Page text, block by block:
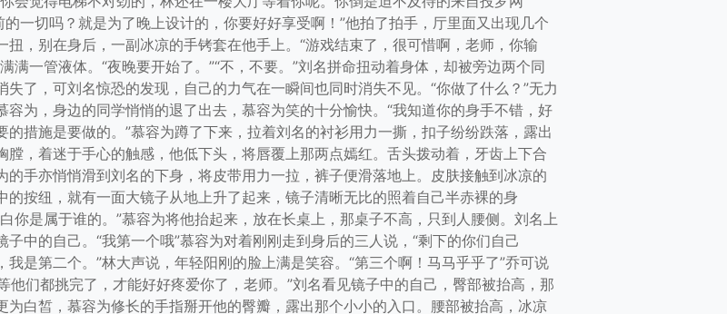
一切吗？就是为了晚上设计的，你要好好享受啊！”他拍了拍手，厅里面又出现几个
，别在身后，一副冰凉的手铐套在他手上。“游戏结束了，很可惜啊，老师，你输
满一管液体。“夜晚要开始了。”“不，不要。”刘名拼命扭动着身体，却被旁边两个同
了，可刘名惊恐的发现，自己的力气在一瞬间也同时消失不见。“你做了什么？”无力
为，身边的同学悄悄的退了出去，慕容为笑的十分愉快。“我知道你的身手不错，好
措施是要做的。”慕容为蹲了下来，拉着刘名的衬衫用力一撕，扣子纷纷跌落，露出
，着迷于手心的触感，他低下头，将唇覆上那两点嫣红。舌头拨动着，牙齿上下合
手亦悄悄滑到刘名的下身，将皮带用力一拉，裤子便滑落地上。皮肤接触到冰凉的
按纽，就有一面大镜子从地上升了起来，镜子清晰无比的照着自己半赤裸的身
你是属于谁的。”慕容为将他抬起来，放在长桌上，那桌子不高，只到人腰侧。刘名上
中的自己。“我第一个哦”慕容为对着刚刚走到身后的三人说，“剩下的你们自己
我是第二个。”林大声说，年轻阳刚的脸上满是笑容。“第三个啊！马马乎乎了”乔可说
他们都挑完了，才能好好疼爱你了，老师。”刘名看见镜子中的自己，臀部被抬高，那
白皙，慕容为修长的手指掰开他的臀瓣，露出那个小小的入口。腰部被抬高，冰凉